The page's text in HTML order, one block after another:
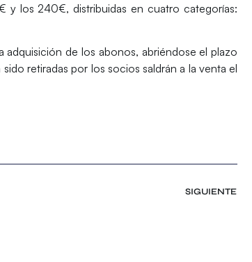
los 240€, distribuidas en cuatro categorías:
de los abonos, abriéndose el plazo
retiradas por los socios saldrán a la venta el
SIGUIENTE